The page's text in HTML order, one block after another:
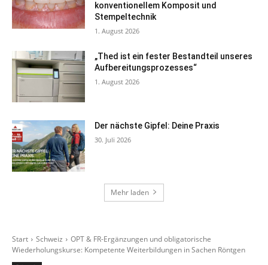
konventionellem Komposit und
Stempeltechnik
1. August 2026
„Thed ist ein fester Bestandteil unseres
Aufbereitungsprozesses“
1. August 2026
Der nächste Gipfel: Deine Praxis
30. Juli 2026
Mehr laden